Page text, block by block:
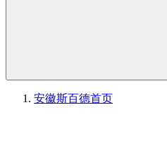
安徽斯百德首页